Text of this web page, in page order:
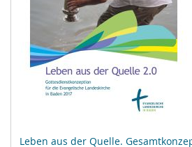
Leben aus der Quelle.